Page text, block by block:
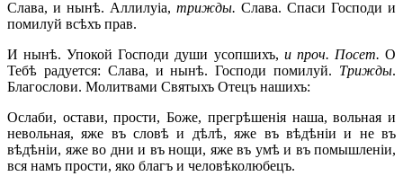
Слава, и нынѣ. Аллилуіа, трижды. Слава. Спаси Господи и
помилуй всѣхъ прав.
И нынѣ. Упокой Господи души усопшихъ, и проч. Посет. О
Тебѣ радуется: Слава, и нынѣ. Господи помилуй. Трижды.
Благослови. Молитвами Святыхъ Отецъ нашихъ:
Ослаби, остави, прости, Боже, прегрѣшенія наша, вольная и
невольная, яже въ словѣ и дѣлѣ, яже въ вѣдѣніи и не въ
вѣдѣніи, яже во дни и въ нощи, яже въ умѣ и въ помышленіи,
вся намъ прости, яко благъ и человѣколюбецъ.